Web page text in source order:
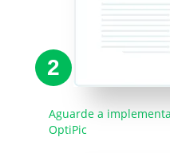
2
Aguarde a
OptiPic